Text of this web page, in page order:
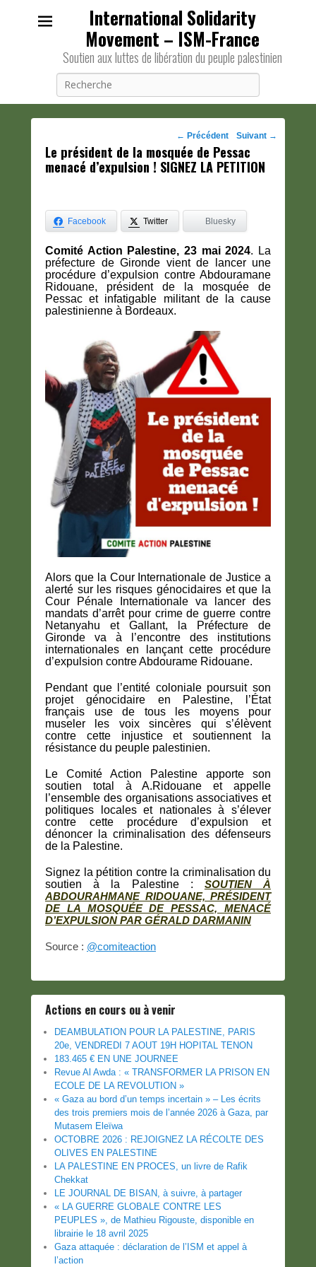
International Solidarity
Movement – ISM-France
Soutien aux luttes de libération du peuple palestinien
Navigation
des
← Précédent Suivant →
Le président de la mosquée de Pessac
menacé d’expulsion ! SIGNEZ LA PETITION
Facebook Twitter Bluesky
Comité Action Palestine, 23 mai 2024. La
préfecture de Gironde vient de lancer une
procédure d’expulsion contre Abdouramane
Ridouane, président de la mosquée de
Pessac et infatigable militant de la cause
palestinienne à Bordeaux.
Alors que la Cour Internationale de Justice a
alerté sur les risques génocidaires et que la
Cour Pénale Internationale va lancer des
mandats d’arrêt pour crime de guerre contre
Netanyahu et Gallant, la Préfecture de
Gironde va à l’encontre des institutions
internationales en lançant cette procédure
d’expulsion contre Abdourame Ridouane.
Pendant que l’entité coloniale poursuit son
projet génocidaire en Palestine, l’État
français use de tous les moyens pour
museler les voix sincères qui s’élèvent
contre cette injustice et soutiennent la
résistance du peuple palestinien.
Le Comité Action Palestine apporte son
soutien total à A.Ridouane et appelle
l’ensemble des organisations associatives et
politiques locales et nationales à s’élever
contre cette procédure d’expulsion et
dénoncer la criminalisation des défenseurs
de la Palestine.
Signez la pétition contre la criminalisation du
soutien à la Palestine : SOUTIEN À
ABDOURAHMANE RIDOUANE, PRÉSIDENT
DE LA MOSQUÉE DE PESSAC, MENACÉ
D’EXPULSION PAR GÉRALD DARMANIN
Source : @comiteaction
Actions en cours ou à venir
DEAMBULATION POUR LA PALESTINE, PARIS
20e, VENDREDI 7 AOUT 19H HOPITAL TENON
183.465 € EN UNE JOURNEE
Revue Al Awda : « TRANSFORMER LA PRISON EN
ECOLE DE LA REVOLUTION »
« Gaza au bord d’un temps incertain » – Les écrits
des trois premiers mois de l’année 2026 à Gaza, par
Mutasem Eleïwa
OCTOBRE 2026 : REJOIGNEZ LA RÉCOLTE DES
OLIVES EN PALESTINE
LA PALESTINE EN PROCES, un livre de Rafik
Chekkat
LE JOURNAL DE BISAN, à suivre, à partager
« LA GUERRE GLOBALE CONTRE LES
PEUPLES », de Mathieu Rigouste, disponible en
librairie le 18 avril 2025
Gaza attaquée : déclaration de l’ISM et appel à
l’action